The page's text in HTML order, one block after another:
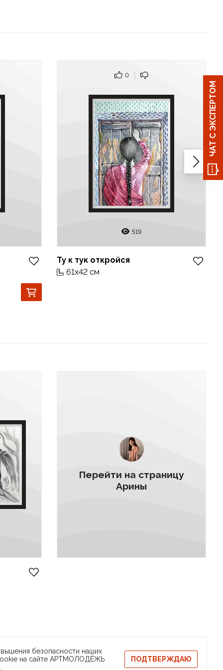
0
519
Ту к тук откройся
61x42 см
Перейти на страницу
Арины
на товарный знак
Публичная оферта
ЧАТ С ЭКСПЕРТОМ
безопасности наших
на сайте АРТМОЛОДЁЖЬ
ПОДТВЕРЖДАЮ